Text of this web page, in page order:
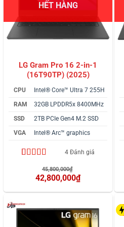
HẾT HÀNG
LG Gram Pro 16 2-in-1
(16T90TP) (2025)
CPU
Intel® Core™ Ultra 7 255H
RAM
32GB LPDDR5x 8400MHz
SSD
2TB PCIe Gen4 M.2 SSD
VGA
Intel® Arc™ graphics
dựa trên
đánh giá
4 Đánh giá
45,800,000₫
gốc
là:
42,800,000₫
hiện
là:
42,800,000₫.